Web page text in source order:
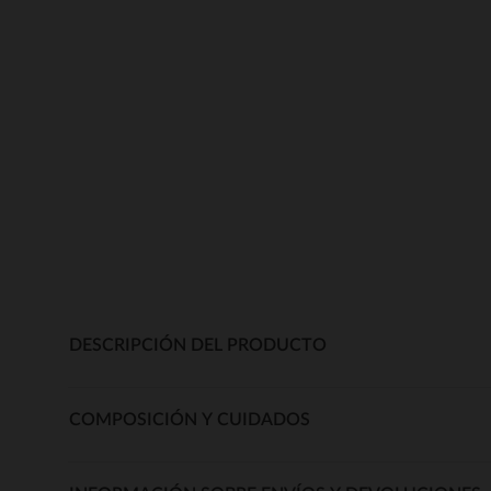
DESCRIPCIÓN DEL PRODUCTO
COMPOSICIÓN Y CUIDADOS